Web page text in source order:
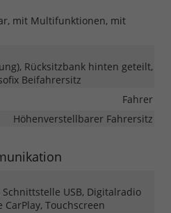
mit Multifunktionen, mit
Rücksitzbank hinten geteilt,
Beifahrersitz
Fahrer
Höhenverstellbarer Fahrersitz
Schnittstelle USB, Digitalradio
Touchscreen